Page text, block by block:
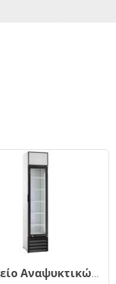
Ψυγείο Αναψυκτικών Στενή 39x48x189cm 160lt +4/+10 C Thinkcool SD 217